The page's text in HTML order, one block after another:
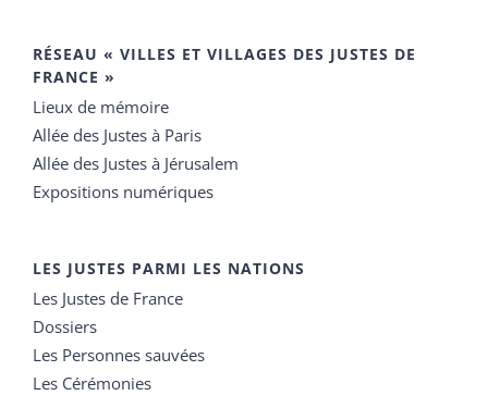
RÉSEAU « VILLES ET VILLAGES DES JUSTES DE
FRANCE »
Lieux de mémoire
Allée des Justes à Paris
Allée des Justes à Jérusalem
Expositions numériques
LES JUSTES PARMI LES NATIONS
Les Justes de France
Dossiers
Les Personnes sauvées
Les Cérémonies